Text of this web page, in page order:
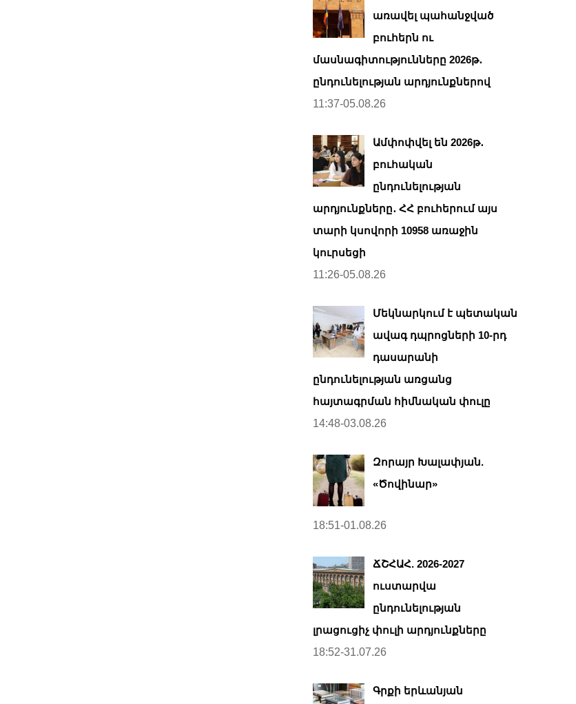
առավել պահանջված
բուհերն ու
մասնագիտությունները 2026թ․
ընդունելության արդյունքներով
11:37-05.08.26
Ամփոփվել են 2026թ․
բուհական
ընդունելության
արդյունքները․ ՀՀ բուհերում այս
տարի կսովորի 10958 առաջին
կուրսեցի
11:26-05.08.26
Մեկնարկում է պետական
ավագ դպրոցների 10-րդ
դասարանի
ընդունելության առցանց
հայտագրման հիմնական փուլը
14:48-03.08.26
Զորայր Խալափյան.
«Ծովինար»
18:51-01.08.26
ՃՇՀԱՀ. 2026-2027
ուստարվա
ընդունելության
լրացուցիչ փուլի արդյունքները
18:52-31.07.26
Գրքի երևանյան